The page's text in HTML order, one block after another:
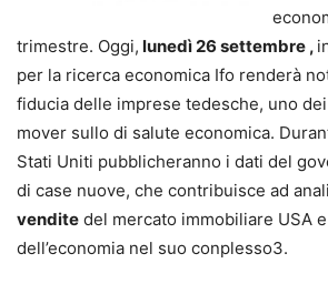
trimestre. Oggi, lunedì 26 settembre ,
per la ricerca economica Ifo renderà
fiducia delle imprese tedesche, uno
mover sullo di salute economica.
Stati Uniti pubblicheranno i dati del
di case nuove, che contribuisce ad
vendite del mercato immobiliare USA e
dell’economia nel suo conplesso3.